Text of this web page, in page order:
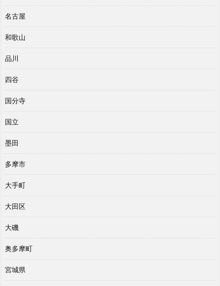
名古屋
和歌山
品川
四谷
国分寺
国立
墨田
多摩市
大手町
大田区
大磯
奥多摩町
宮城県